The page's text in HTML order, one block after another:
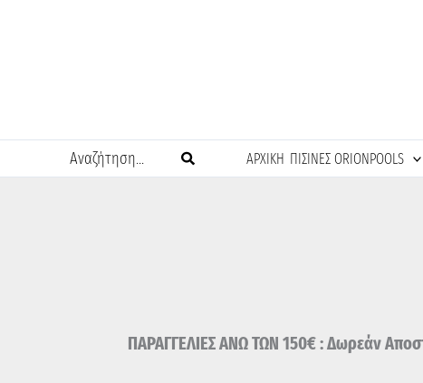
Search
for:
ΑΡΧΙΚΗ ΠΙΣΙΝΕΣ ORIONPOOLS
ΠΑΡΑΓΓΕΛΙΕΣ ΑΝΩ ΤΩΝ 150€ : Δωρεάν